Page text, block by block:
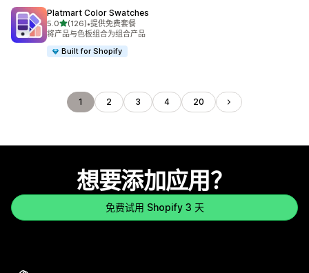
Platmart Color Swatches
5.0星（满分 5 星）
(126)
总共 126 条评论
•提供免费套餐
将产品与色板组合为组合产品
Built for Shopify
1 2 3 4 20
想要添加应用？
免费试用 Shopify 3 天